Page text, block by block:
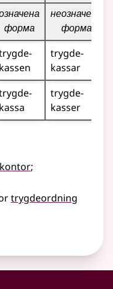
форма
неозначена
форма
kassen
trygde­
kassar
kassa
trygde­
kasser
;
trygdeordning